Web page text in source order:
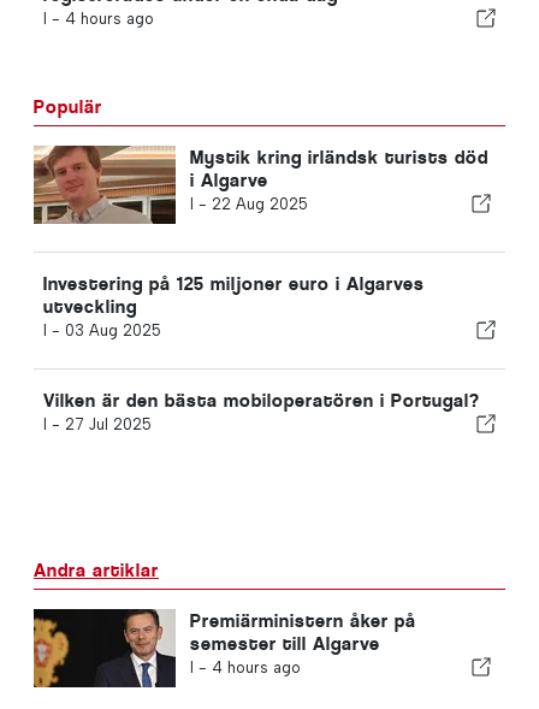
I - 4 hours ago
Populär
Mystik kring irländsk turists död
i Algarve
I - 22 Aug 2025
Investering på 125 miljoner euro i Algarves
utveckling
I - 03 Aug 2025
Vilken är den bästa mobiloperatören i Portugal?
I - 27 Jul 2025
Andra artiklar
Premiärministern åker på
semester till Algarve
I - 4 hours ago